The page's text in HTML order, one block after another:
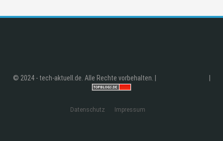
© 2024 - tech-aktuell.de. Alle Rechte vorbehalten. |
Datenschutz Impressum